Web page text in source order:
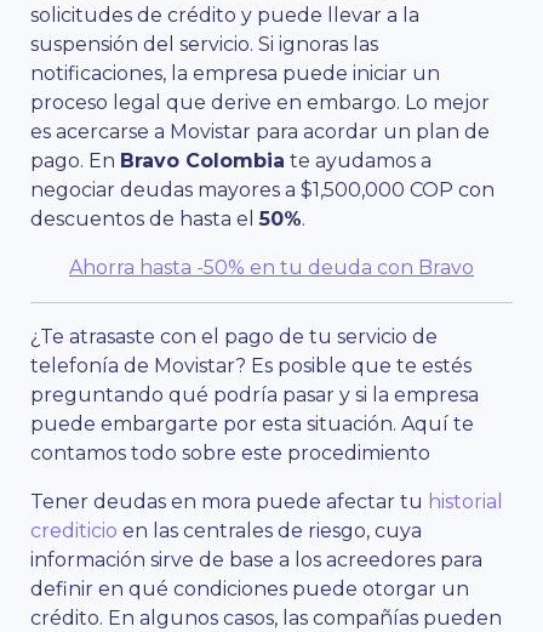
solicitudes de crédito y puede llevar a la
suspensión del servicio. Si ignoras las
notificaciones, la empresa puede iniciar un
proceso legal que derive en embargo. Lo mejor
es acercarse a Movistar para acordar un plan de
pago. En Bravo Colombia te ayudamos a
negociar deudas mayores a $1,500,000 COP con
descuentos de hasta el50%.
Ahorra hasta -50% en tu deuda con Bravo
¿Te atrasaste con el pago de tu servicio de
telefonía de Movistar? Es posible que te estés
preguntando qué podría pasar y si la empresa
puede embargarte por esta situación. Aquí te
contamos todo sobre este procedimiento
Tener deudas en mora puede afectar tu historial
crediticio en las centrales de riesgo, cuya
información sirve de base a los acreedores para
definir en qué condiciones puede otorgar un
crédito. En algunos casos, las compañías pueden